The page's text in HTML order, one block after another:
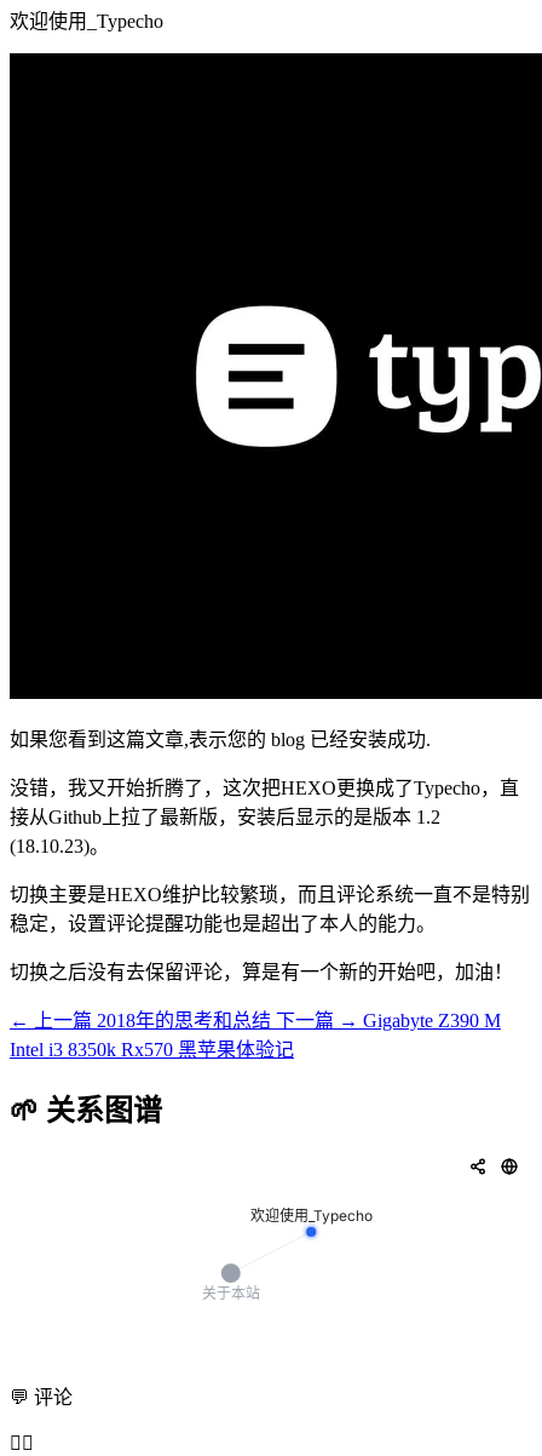
欢迎使用_Typecho
如果您看到这篇文章,表示您的 blog 已经安装成功.
没错，我又开始折腾了，这次把HEXO更换成了Typecho，直
接从Github上拉了最新版，安装后显示的是版本 1.2
(18.10.23)。
切换主要是HEXO维护比较繁琐，而且评论系统一直不是特别
稳定，设置评论提醒功能也是超出了本人的能力。
切换之后没有去保留评论，算是有一个新的开始吧，加油！
← 上一篇 2018年的思考和总结 下一篇 → Gigabyte Z390 M
Intel i3 8350k Rx570 黑苹果体验记
🌱 关系图谱
💬 评论
🧙‍♂️